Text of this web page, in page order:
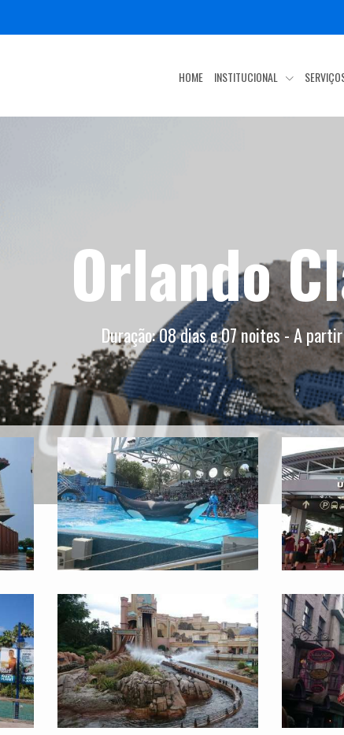
HOME INSTITUCIONAL
Orlando
Duração: 08 dias e 07 noites - A